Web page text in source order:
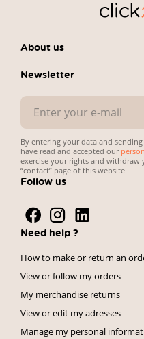
Newsletter
Enter
your
e-
mail
By entering your data and
have read and accepted our
exercise your rights and
“contact” page of this website
About us
Follow us
Need help ?
How to make or return an
View or follow my orders
My merchandise returns
View or edit my adresses
Manage my personal